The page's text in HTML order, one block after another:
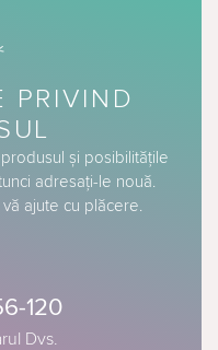
PRIVIND
și posibilitățile
adresați-le nouă.
ajute cu plăcere.
Dvs.
120